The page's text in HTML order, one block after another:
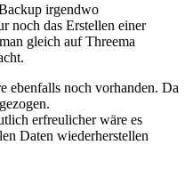
irgendwo
noch das Erstellen einer
gleich auf Threema
ebenfalls noch vorhanden. Da
erfreulicher wäre es
Daten wiederherstellen